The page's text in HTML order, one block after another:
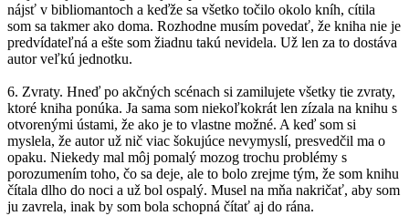
nájsť v bibliomantoch a keďže sa všetko točilo okolo kníh, cítila
som sa takmer ako doma. Rozhodne musím povedať, že kniha nie je
predvídateľná a ešte som žiadnu takú nevidela. Už len za to dostáva
autor veľkú jednotku.
6. Zvraty. Hneď po akčných scénach si zamilujete všetky tie zvraty,
ktoré kniha ponúka. Ja sama som niekoľkokrát len zízala na knihu s
otvorenými ústami, že ako je to vlastne možné. A keď som si
myslela, že autor už nič viac šokujúce nevymyslí, presvedčil ma o
opaku. Niekedy mal môj pomalý mozog trochu problémy s
porozumením toho, čo sa deje, ale to bolo zrejme tým, že som knihu
čítala dlho do noci a už bol ospalý. Musel na mňa nakričať, aby som
ju zavrela, inak by som bola schopná čítať aj do rána.